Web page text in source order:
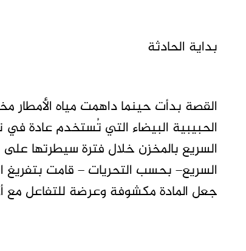
بداية الحادثة
القصة بدأت حينما داهمت مياه الأمطار
الحبيبية البيضاء التي تُستخدم عادة
السريع بالمخزن خلال فترة سيطرتها
السريع– بحسب التحريات – قامت بتفريغ
جعل المادة مكشوفة وعرضة للتفاعل مع